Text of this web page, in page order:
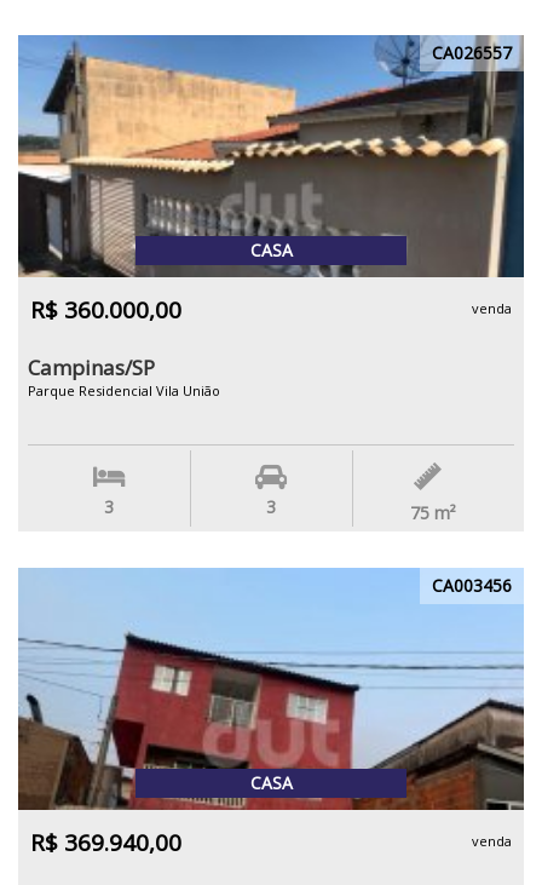
CA026557
CASA
R$ 360.000,00 venda
Campinas/SP
Parque Residencial Vila União
3 3 75 m²
CA003456
CASA
R$ 369.940,00 venda